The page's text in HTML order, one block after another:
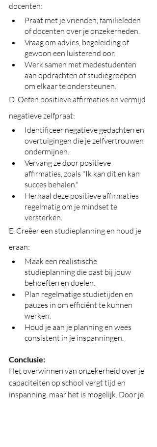
docenten:
Praat met je vrienden, familieleden
of docenten over je onzekerheden.
Vraag om advies, begeleiding of
gewoon een luisterend oor.
Werk samen met medestudenten
aan opdrachten of studiegroepen
om elkaar te ondersteunen.
D. Oefen positieve affirmaties en vermijd
negatieve zelfpraat:
Identificeer negatieve gedachten en
overtuigingen die je zelfvertrouwen
ondermijnen.
Vervang ze door positieve
affirmaties, zoals "Ik kan dit en kan
succes behalen."
Herhaal deze positieve affirmaties
regelmatig om je mindset te
versterken.
E. Creëer een studieplanning en houd je
eraan:
Maak een realistische
studieplanning die past bij jouw
behoeften en doelen.
Plan regelmatige studietijden en
pauzes in om efficiënt te kunnen
werken.
Houd je aan je planning en wees
consistent in je inspanningen.
Conclusie:
Het overwinnen van onzekerheid over je
capaciteiten op school vergt tijd en
inspanning, maar het is mogelijk. Door je